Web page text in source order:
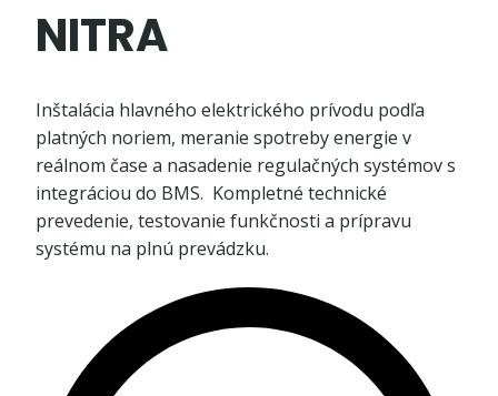
NITRA
Inštalácia hlavného elektrického prívodu podľa
platných noriem, meranie spotreby energie v
reálnom čase a nasadenie regulačných systémov s
integráciou do BMS. Kompletné technické
prevedenie, testovanie funkčnosti a prípravu
systému na plnú prevádzku.